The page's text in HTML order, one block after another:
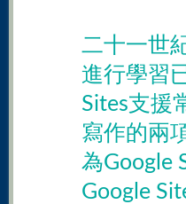
二十一世
進行學習
Sites支援
寫作的兩
為Google
Google